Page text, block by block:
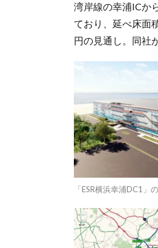
湾岸線の幸浦ICか
ており、延べ床面
円の見通し。同社
「ESR横浜幸浦DC1」